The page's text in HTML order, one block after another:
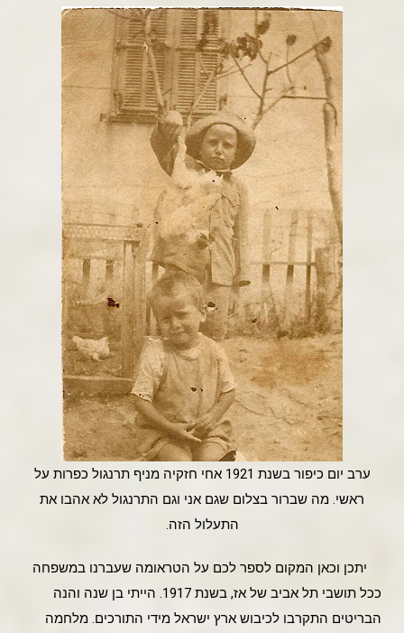
ערב יום כיפור בשנת 1921 אחי חזקיה מניף תרנגול כפרות על
ראשי. מה שברור בצלום שגם אני וגם התרנגול לא אהבו את
התעלול הזה.
יתכן וכאן המקום לספר לכם על הטראומה שעברנו במשפחה
ככל תושבי תל אביב של אז, בשנת 1917. הייתי בן שנה והנה
הבריטים התקרבו לכיבוש ארץ ישראל מידי התורכים. מלחמה